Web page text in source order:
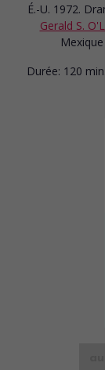
É.-U. 1972.
Gerald S.
Durée: 120 min.